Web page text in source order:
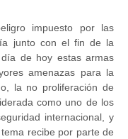
impuesto por las
junto con el fin de la
de hoy estas armas
amenazas para la
la no proliferación de
como uno de los
internacional, y
recibe por parte de